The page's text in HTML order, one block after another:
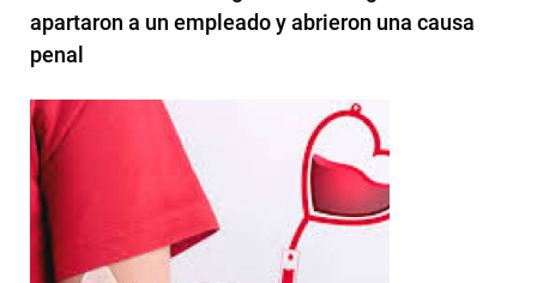
apartaron a un empleado y abrieron una causa
penal